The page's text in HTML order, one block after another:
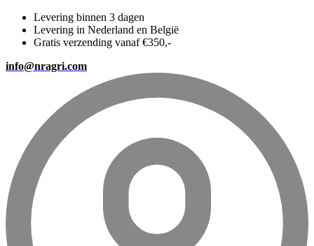
Levering binnen 3 dagen
Levering in Nederland en België
Gratis verzending vanaf €350,-
info@nragri.com